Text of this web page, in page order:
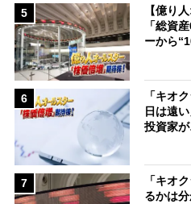
5
【億り
「総資
ーから
6
「キオ
日は遠
投資家
7
「キオ
るかは